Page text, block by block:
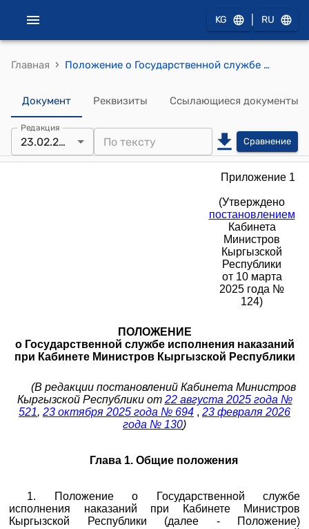
KG RU
Главная › Положение о Государственной службе исполнения наказаний при Кабинете Министров Кыргызской Республики (к постановлению Кабинета Министров КР от 10 марта 2025 года № 124)
Документ Реквизиты Ссылающиеся документы
Редакция
23.02.2026 Сравнение